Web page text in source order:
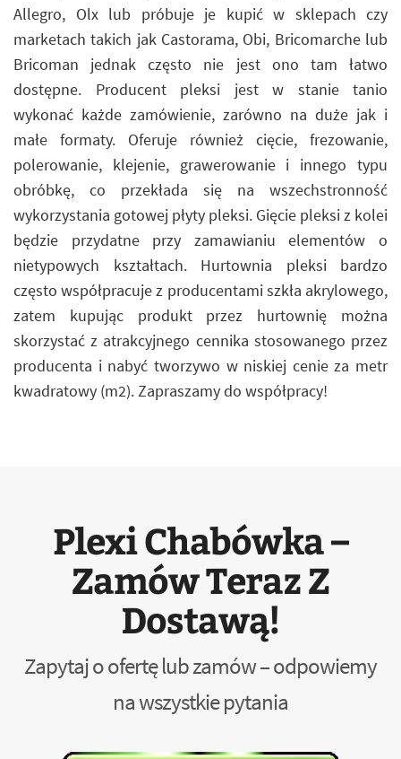
Allegro, Olx lub próbuje je kupić w sklepach czy
marketach takich jak Castorama, Obi, Bricomarche lub
Bricoman jednak często nie jest ono tam łatwo
dostępne. Producent pleksi jest w stanie tanio
wykonać każde zamówienie, zarówno na duże jak i
małe formaty. Oferuje również cięcie, frezowanie,
polerowanie, klejenie, grawerowanie i innego typu
obróbkę, co przekłada się na wszechstronność
wykorzystania gotowej płyty pleksi. Gięcie pleksi z kolei
będzie przydatne przy zamawianiu elementów o
nietypowych kształtach. Hurtownia pleksi bardzo
często współpracuje z producentami szkła akrylowego,
zatem kupując produkt przez hurtownię można
skorzystać z atrakcyjnego cennika stosowanego przez
producenta i nabyć tworzywo w niskiej cenie za metr
kwadratowy (m2). Zapraszamy do współpracy!
Plexi Chabówka –
Zamów Teraz Z
Dostawą!
Zapytaj o ofertę lub zamów – odpowiemy
na wszystkie pytania